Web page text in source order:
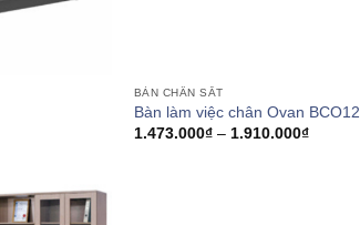
BÀN CHÂN SẮT
Bàn làm việc chân Ovan BCO12
1.473.000₫ – 1.910.000₫Khoảng